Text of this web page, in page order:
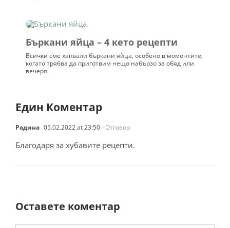
Бъркани яйца – 4 кето рецепти
Всички сме хапвали бъркани яйца, особено в моментите,
когато трябва да приготвим нещо набързо за обяд или
вечеря.
Един Коментар
Радина 05.02.2022 at 23:50- Отговор
Благодаря за хубавите рецепти.
Оставете коментар